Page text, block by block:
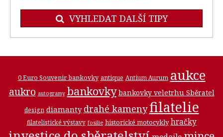
VYHLEDAT DALŠÍ TIPY
0 Euro Souvenir bankovky antique Antium Aurum aukce
aukro autogramy bankovky bankovky veletrhu Sběratel
design diamanty drahé kamenyfilatelie
filatelistické výstavy fosilie historické motocykly hračky